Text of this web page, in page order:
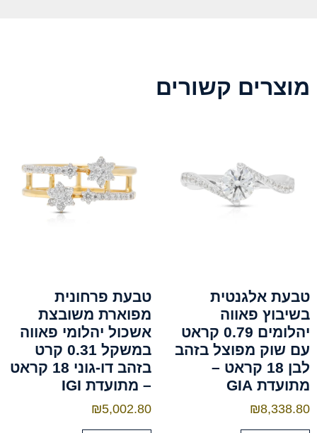
מוצרים קשורים
טבעת אלגנטית
בשיבוץ פאווה
יהלומים 0.79 קראט
עם שוק מפוצל בזהב
לבן 18 קראט –
מתועדת GIA
₪8,338.80
טבעת פרחונית
מפוארת משובצת
אשכול יהלומי פאווה
במשקל 0.31 קרט
בזהב דו-גוני 18 קראט
– מתועדת IGI
₪5,002.80